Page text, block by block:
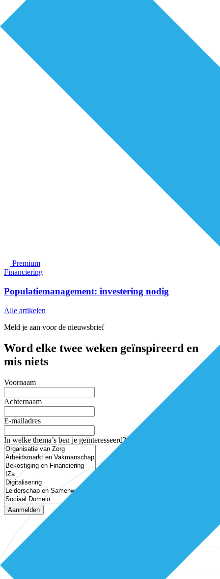
Premium
Financiering
Populatiemanagement: investering nodig
Alle artikelen
Meld je aan voor de nieuwsbrief
Word elke twee weken geïnspireerd en
mis niets
Voornaam
Achternaam
E-mailadres
In welke thema’s ben je geïnteresseerd?